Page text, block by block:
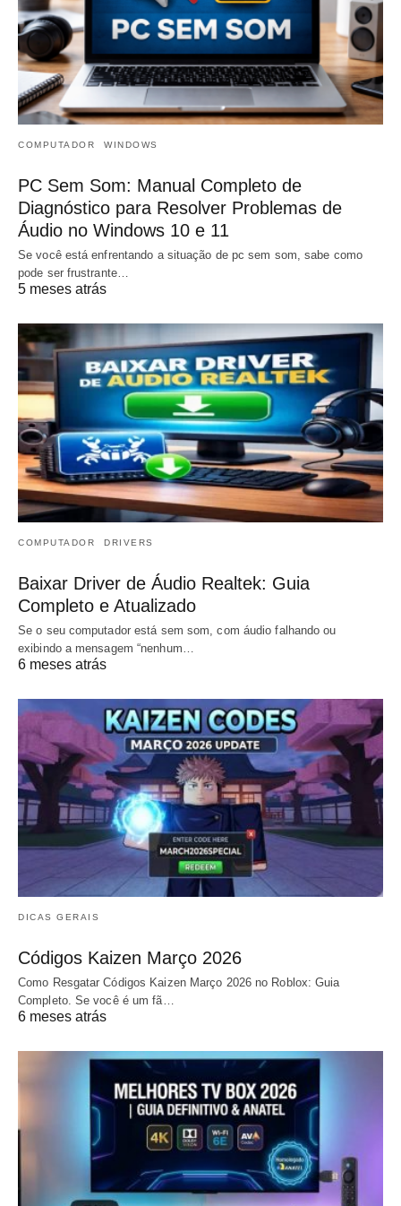
COMPUTADOR WINDOWS
PC Sem Som: Manual Completo de
Diagnóstico para Resolver Problemas de
Áudio no Windows 10 e 11
Se você está enfrentando a situação de pc sem som, sabe como
pode ser frustrante…
5 meses atrás
COMPUTADOR DRIVERS
Baixar Driver de Áudio Realtek: Guia
Completo e Atualizado
Se o seu computador está sem som, com áudio falhando ou
exibindo a mensagem “nenhum…
6 meses atrás
DICAS GERAIS
Códigos Kaizen Março 2026
Como Resgatar Códigos Kaizen Março 2026 no Roblox: Guia
Completo. Se você é um fã…
6 meses atrás